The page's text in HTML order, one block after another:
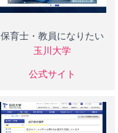
保育士・教員になりたい
玉川大学
公式サイト